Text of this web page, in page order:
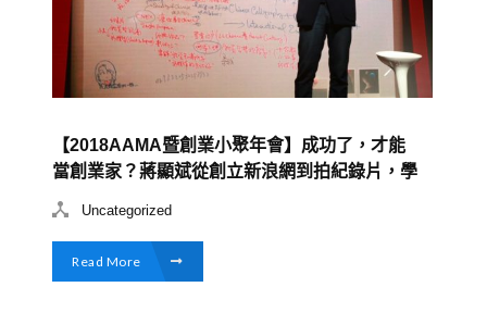
【2018AAMA暨創業小聚年會】成功了，才能
當創業家？蔣顯斌從創立新浪網到拍紀錄片，學
會看見自己的不足
Uncategorized
Read More